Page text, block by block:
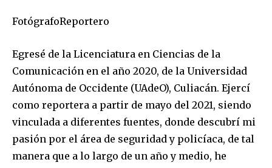
32,111
Seguidores
32,214
Seguidores
11,243
Seguidores
FotógrafoReportero
Egresé de la Licenciatura en Ciencias de la
Comunicación en el año 2020, de la Universidad
Autónoma de Occidente (UAdeO), Culiacán. Ejercí
como reportera a partir de mayo del 2021, siendo
vinculada a diferentes fuentes, donde descubrí mi
pasión por el área de seguridad y policíaca, de tal
manera que a lo largo de un año y medio, he